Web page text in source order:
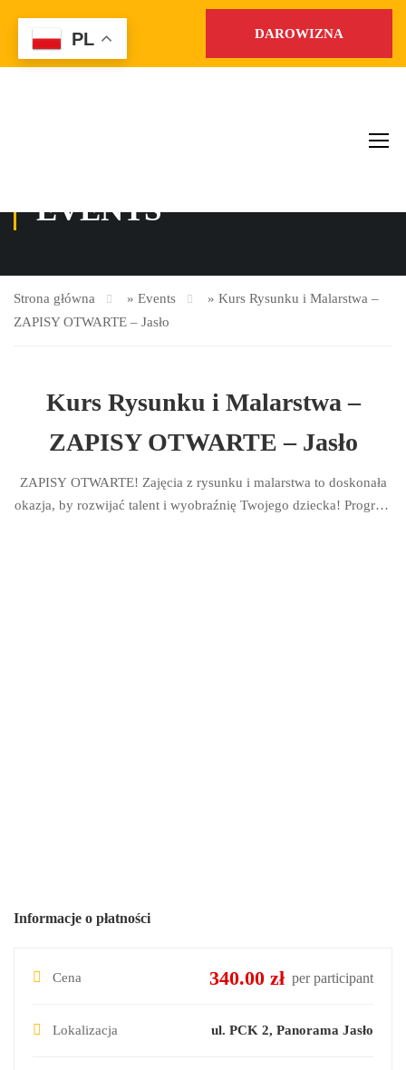
DAROWIZNA
EVENTS
Strona główna » Events » Kurs Rysunku i Malarstwa –
ZAPISY OTWARTE – Jasło
Kurs Rysunku i Malarstwa –
ZAPISY OTWARTE – Jasło
ZAPISY OTWARTE! Zajęcia z rysunku i malarstwa to doskonała
okazja, by rozwijać talent i wyobraźnię Twojego dziecka! Program
Informacje o płatności
Cena 340.00 zł per participant
Lokalizacja ul. PCK 2, Panorama Jasło
PL